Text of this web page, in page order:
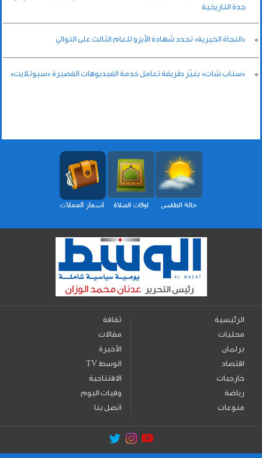
جدة التاريخية
«النجاة الخيرية» تجدد شهادة الآيزو للعام الثالث على التوالي
«سناب شات» يغيّر طريقة تعامل خدمة الفيديوهات القصيرة «سبوتلايت»
الرئيسية
محليات
برلمان
اقتصاد
خارجيات
رياضة
منوعات
ثقافة
مقالات
الأخيرة
TV الوسط
الافتتاحية
وفيات اليوم
اتصل بنا